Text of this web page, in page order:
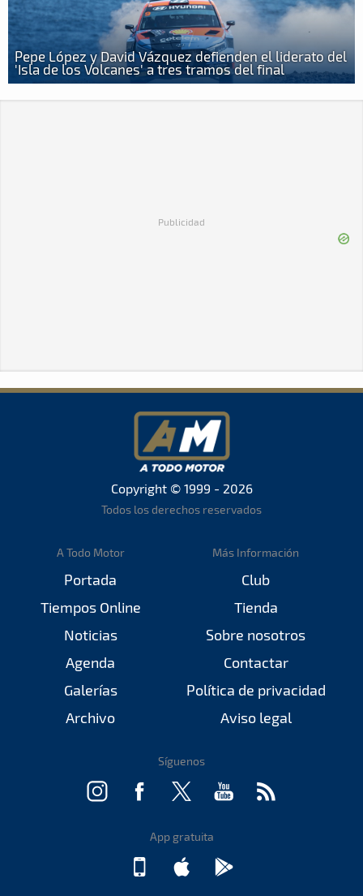
Pepe López y David Vázquez defienden el liderato del
'Isla de los Volcanes' a tres tramos del final
Publicidad
Copyright © 1999 - 2026
Todos los derechos reservados
A Todo Motor
Portada
Tiempos Online
Noticias
Agenda
Galerías
Archivo
Más Información
Club
Tienda
Sobre nosotros
Contactar
Política de privacidad
Aviso legal
Síguenos
App gratuita